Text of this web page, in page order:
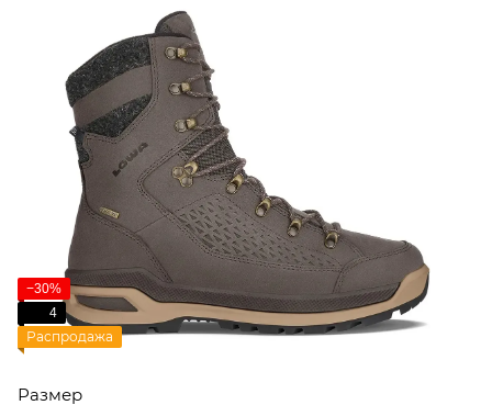
−30%
4
Распродажа
Размер